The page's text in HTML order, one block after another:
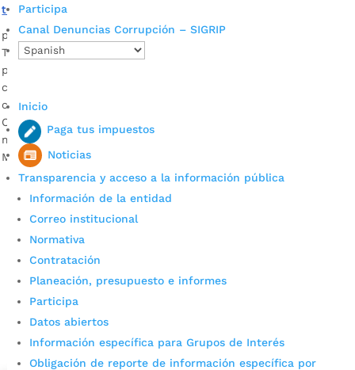
Participa
Canal Denuncias Corrupción – SIGRIP
Inicio
Paga tus impuestos
Noticias
Transparencia y acceso a la información pública
Información de la entidad
Correo institucional
Normativa
Contratación
Planeación, presupuesto e informes
Participa
Datos abiertos
Información específica para Grupos de Interés
Obligación de reporte de información específica por
tiendas de víveres
porAlcaldía de Bucaramanga|May 6, 2020
Tenga en cuenta las siguientes pautas para prevenir la
propagación del Coronavirus y proteger la salud de sus
consumidores. Es de anotar que deben tener un plan de
contingencia para mejorar las condiciones higiénicas. El
Covid-19 no es un chiste, es una realidad y está en nuestras
manos el cuidado correspondiente. Recomendaciones:
Mantenga el cumplimiento de las […]
Cupos Escolares Bucaramanga 2022
Consulta aqui los pasos para inscribirse y solicitar un
cupo escolar en los colegios oficiales de